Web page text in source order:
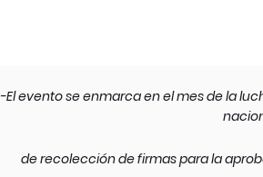
-El evento se enmarca en el mes de la
de recolección de firmas para la